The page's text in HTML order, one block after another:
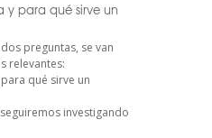
y para qué sirve un
preguntas, se van
relevantes:
qué sirve un
investigando